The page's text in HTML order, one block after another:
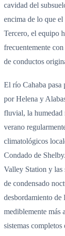
cavidad del
encima de lo que
Tercero, el equipo
frecuentemente
de conductos
El río Cahaba pasa
por Helena y
fluvial, la humedad
verano
climatológicos
Condado de
Valley Station y las
de condensado
desbordamiento de
mediblemente más
sistemas